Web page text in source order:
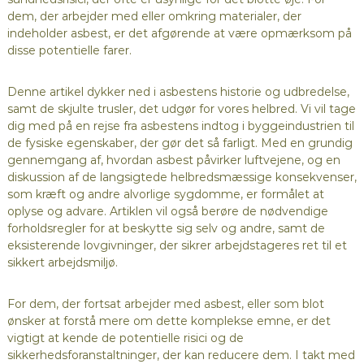
dem, der arbejder med eller omkring materialer, der
indeholder asbest, er det afgørende at være opmærksom på
disse potentielle farer.
Denne artikel dykker ned i asbestens historie og udbredelse,
samt de skjulte trusler, det udgør for vores helbred. Vi vil tage
dig med på en rejse fra asbestens indtog i byggeindustrien til
de fysiske egenskaber, der gør det så farligt. Med en grundig
gennemgang af, hvordan asbest påvirker luftvejene, og en
diskussion af de langsigtede helbredsmæssige konsekvenser,
som kræft og andre alvorlige sygdomme, er formålet at
oplyse og advare. Artiklen vil også berøre de nødvendige
forholdsregler for at beskytte sig selv og andre, samt de
eksisterende lovgivninger, der sikrer arbejdstageres ret til et
sikkert arbejdsmiljø.
For dem, der fortsat arbejder med asbest, eller som blot
ønsker at forstå mere om dette komplekse emne, er det
vigtigt at kende de potentielle risici og de
sikkerhedsforanstaltninger, der kan reducere dem. I takt med